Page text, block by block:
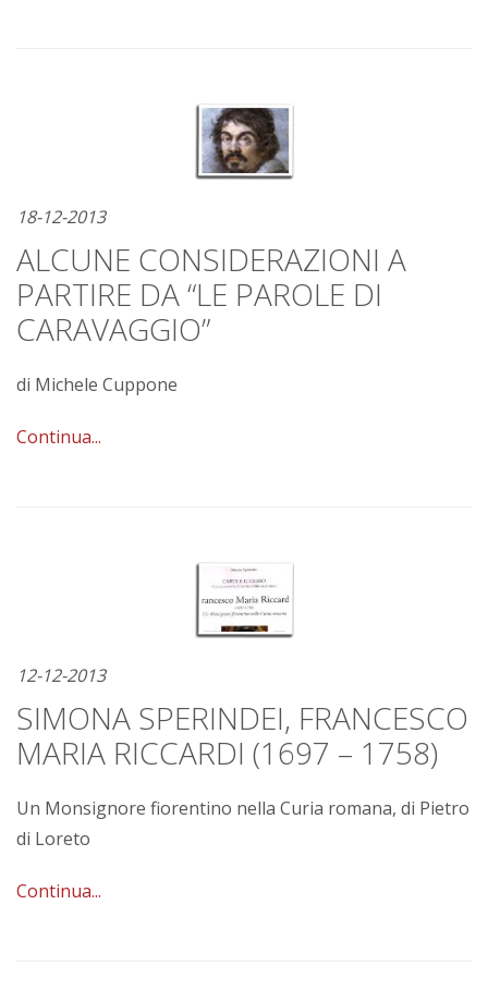
18-12-2013
ALCUNE CONSIDERAZIONI A
PARTIRE DA “LE PAROLE DI
CARAVAGGIO”
di Michele Cuppone
Continua...
12-12-2013
SIMONA SPERINDEI, FRANCESCO
MARIA RICCARDI (1697 – 1758)
Un Monsignore fiorentino nella Curia romana, di Pietro
di Loreto
Continua...